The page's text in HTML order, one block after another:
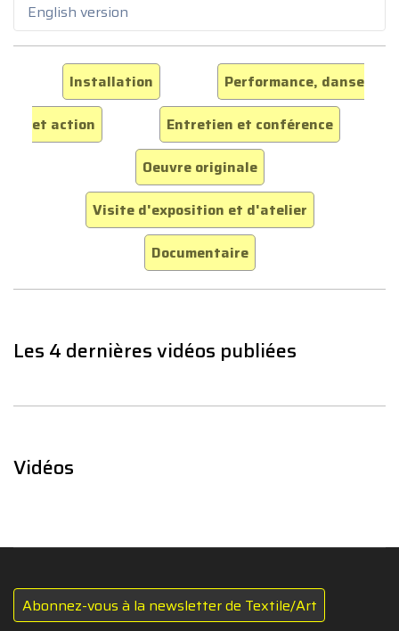
English version
Installation
Performance, danse
et action
Entretien et conférence
Oeuvre originale
Visite d'exposition et d'atelier
Documentaire
Les 4 dernières vidéos publiées
Vidéos
Abonnez-vous à la newsletter de Textile/Art